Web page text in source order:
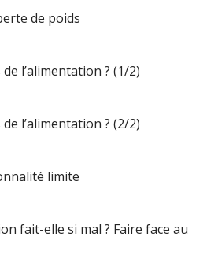
de poids
l’alimentation ? (1/2)
l’alimentation ? (2/2)
limite
fait-elle si mal ? Faire face au